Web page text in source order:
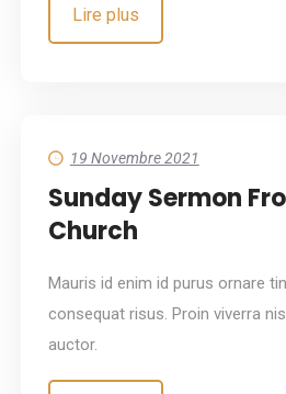
Lire plus
19 Novembre 2021
Sunday Sermon
Church
Mauris id enim id purus ornare
consequat risus. Proin viverra
auctor.